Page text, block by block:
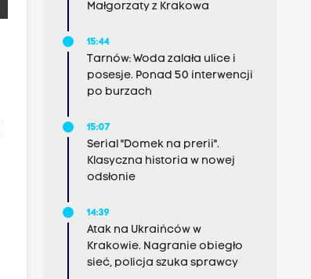
Małgorzaty z Krakowa
15:44
Tarnów: Woda zalała ulice i
posesje. Ponad 50 interwencji
po burzach
15:07
Serial "Domek na prerii".
Klasyczna historia w nowej
odsłonie
14:39
Atak na Ukraińców w
Krakowie. Nagranie obiegło
sieć, policja szuka sprawcy